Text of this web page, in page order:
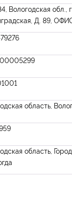
Вологодская обл.,
Д. 89,
область,
область,